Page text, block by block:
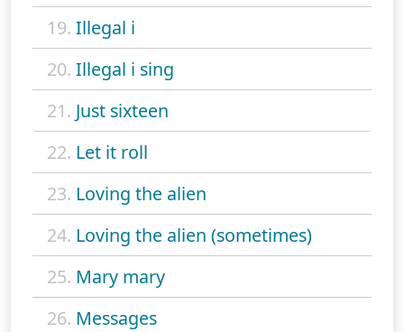
19. Illegal i
20. Illegal i sing
21. Just sixteen
22. Let it roll
23. Loving the alien
24. Loving the alien (sometimes)
25. Mary mary
26. Messages